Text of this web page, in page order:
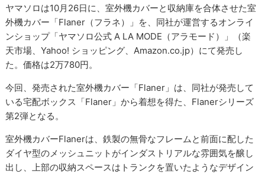
ヤマソロは10月26日に、室外機カバーと収納庫を合体させた室
外機カバー「Flaner（フラネ）」を、同社が運営するオンライ
ンショップ「ヤマソロ公式 A LA MODE（アラモード）」（楽
天市場、Yahoo! ショッピング、Amazon.co.jp）にて発売し
た。価格は2万780円。
今回、発売された室外機カバー「Flaner」は、同社が発売して
いる宅配ボックス「Flaner」から着想を得た、Flanerシリーズ
第2弾となる。
室外機カバーFlanerは、鉄製の無骨なフレームと前面に配した
ダイヤ型のメッシュニットがインダストリアルな雰囲気を醸し
出し、上部の収納スペースはトランクを置いたようなデザイン